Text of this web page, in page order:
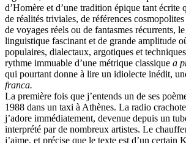
d’Homère et d’une tradition épique tant écrite
de réalités triviales, de références
de voyages réels ou de fantasmes récurrents,
linguistique fascinant et de grande amplitude
populaires, dialectaux, argotiques et
rythme immuable d’une métrique classique a
qui pourtant donne à lire un idiolecte inédit,
franca.
La première fois que j’entends un de ses
1988 dans un taxi à Athènes. La radio
j’adore immédiatement, devenue depuis un
interprété par de nombreux artistes. Le
j’aime, et précise que le texte est d’un certain